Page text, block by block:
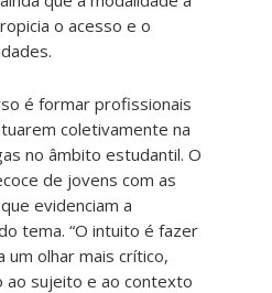
o acesso e o
é formar profissionais
coletivamente na
no âmbito estudantil. O
de jovens com as
evidenciam a
tema. “O intuito é fazer
um olhar mais crítico,
ao sujeito e ao contexto